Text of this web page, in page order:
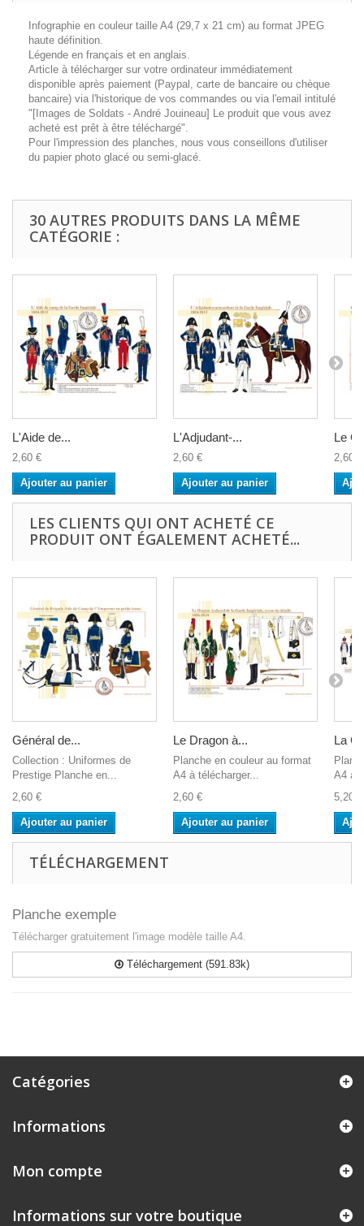
Infographie en couleur taille A4 (29,7 x 21 cm) au format JPEG
haute définition.
Légende en français et en anglais.
Article à télécharger sur votre ordinateur immédiatement
disponible après paiement (Paypal, carte de bancaire ou chèque
bancaire) via l'historique de vos commandes ou via l'email intitulé
"[Images de Soldats - André Jouineau] Le produit que vous avez
acheté est prêt à être téléchargé".
Pour l'impression des planches, nous vous conseillons d'utiliser
du papier photo glacé ou semi-glacé.
30 AUTRES PRODUITS DANS LA MÊME
CATÉGORIE :
L'Aide de...
2,60 €
Ajouter au panier
L'Adjudant-...
2,60 €
Ajouter au panier
Le
2,60 €
LES CLIENTS QUI ONT ACHETÉ CE
PRODUIT ONT ÉGALEMENT ACHETÉ...
Général de...
Collection : Uniformes de
Prestige Planche en...
2,60 €
Ajouter au panier
Le Dragon à...
Planche en couleur au format
A4 à télécharger...
2,60 €
Ajouter au panier
La
A4 à
5,20 €
TÉLÉCHARGEMENT
Planche exemple
Télécharger gratuitement l'image modèle taille A4.
Téléchargement (591.83k)
Catégories
Informations
Mon compte
Informations sur votre boutique